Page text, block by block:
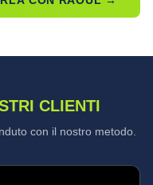
CLIENTI
con il nostro metodo.